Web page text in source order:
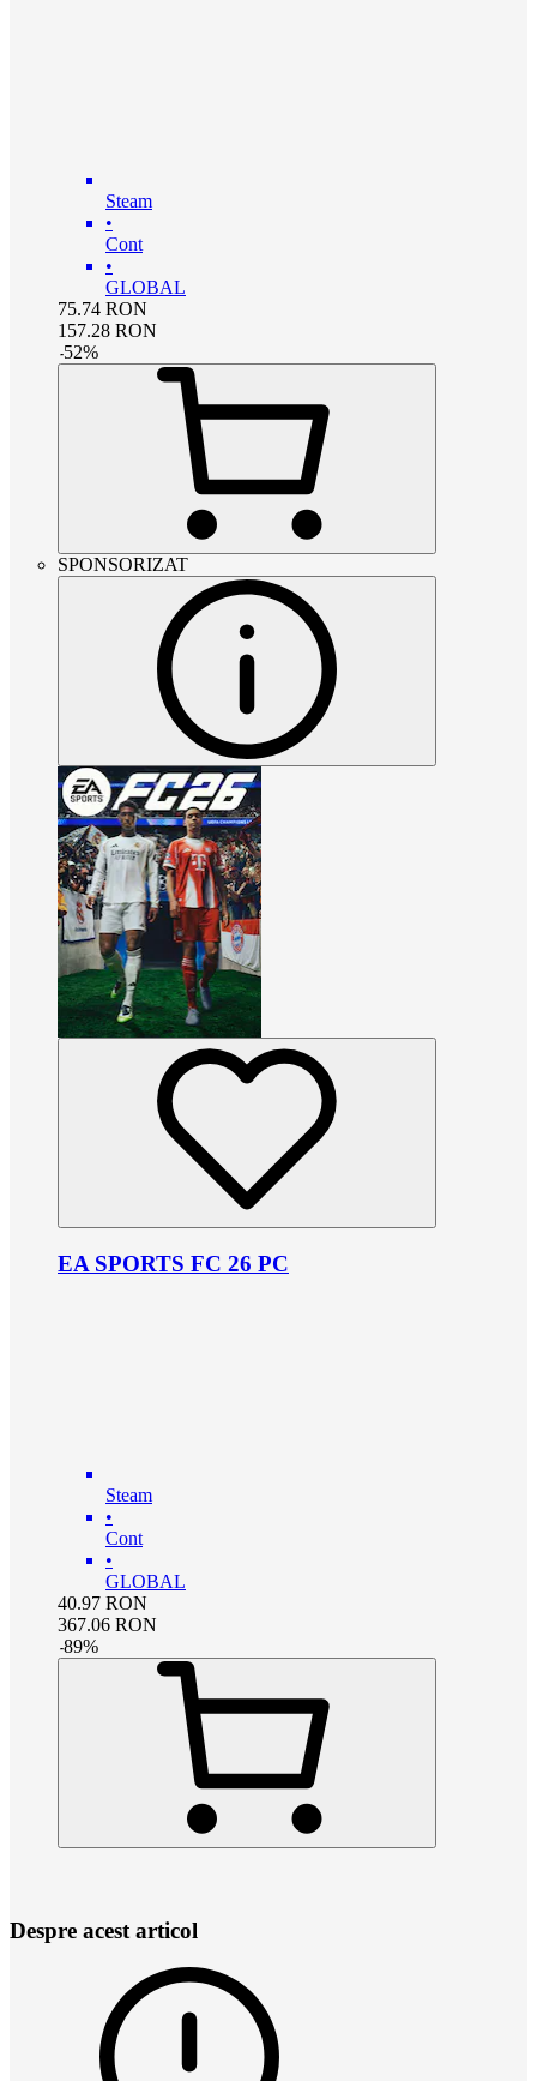
Steam
•
Cont
•
GLOBAL
75.74 RON
157.28 RON
-52%
SPONSORIZAT
EA SPORTS FC 26 PC
Steam
•
Cont
•
GLOBAL
40.97 RON
367.06 RON
-89%
Despre acest articol